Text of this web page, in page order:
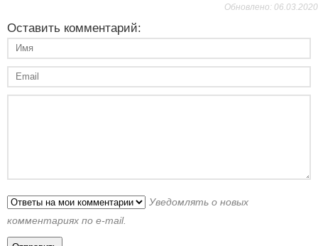
Обновлено: 06.03.2020
Оставить комментарий:
Уведомлять о новых
комментариях по e-mail.